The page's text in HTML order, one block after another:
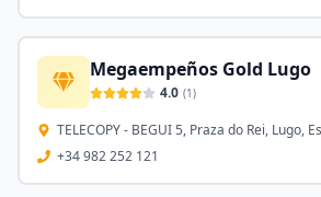
Megaempeños Gold Lugo
4.0 (1)
TELECOPY - BEGUI 5, Praza do Rei, Lugo,
+34 982 252 121